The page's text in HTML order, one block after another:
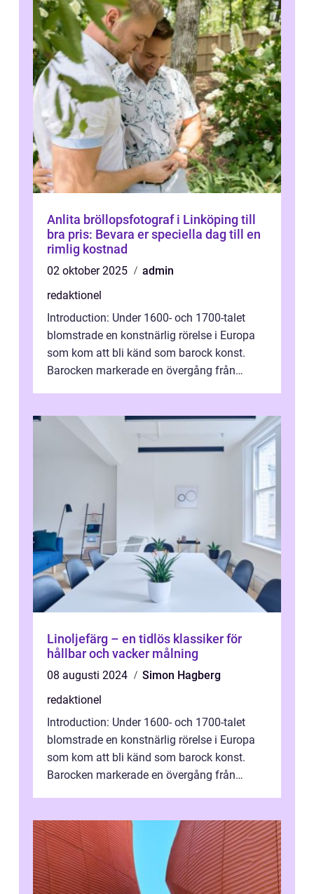
Anlita bröllopsfotograf i Linköping till
bra pris: Bevara er speciella dag till en
rimlig kostnad
02 oktober 2025
admin
redaktionel
Introduction: Under 1600- och 1700-talet
blomstrade en konstnärlig rörelse i Europa
som kom att bli känd som barock konst.
Barocken markerade en övergång från
Linoljefärg – en tidlös klassiker för
hållbar och vacker målning
08 augusti 2024
Simon Hagberg
redaktionel
Introduction: Under 1600- och 1700-talet
blomstrade en konstnärlig rörelse i Europa
som kom att bli känd som barock konst.
Barocken markerade en övergång från